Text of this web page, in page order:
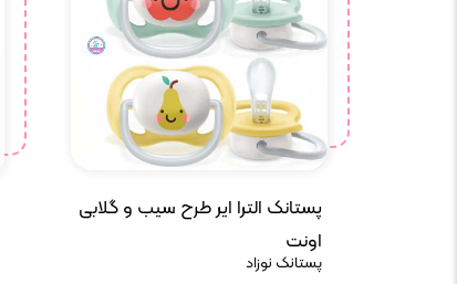
پستانک الترا ایر طرح سیب و گلابی
اونت
پستانک نوزاد